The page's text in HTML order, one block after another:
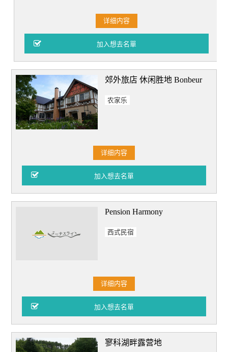
详细内容
郊外旅店 休闲胜地 Bonbeur
农家乐
详细内容
Pension Harmony
西式民宿
详细内容
寥科湖畔露营地